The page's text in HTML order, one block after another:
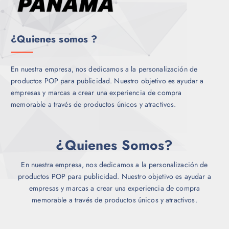
¿Quienes somos ?
En nuestra empresa, nos dedicamos a la personalización de
productos POP para publicidad. Nuestro objetivo es ayudar a
empresas y marcas a crear una experiencia de compra
memorable a través de productos únicos y atractivos.
¿Quienes Somos?
En nuestra empresa, nos dedicamos a la personalización de
productos POP para publicidad. Nuestro objetivo es ayudar a
empresas y marcas a crear una experiencia de compra
memorable a través de productos únicos y atractivos.